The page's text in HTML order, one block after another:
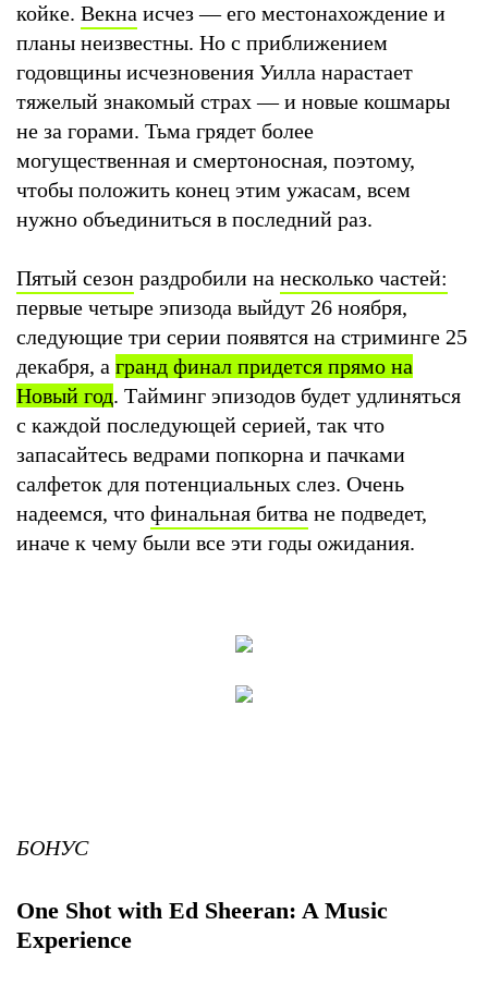
койке. Векна исчез — его местонахождение и
планы неизвестны. Но с приближением
годовщины исчезновения Уилла нарастает
тяжелый знакомый страх — и новые кошмары
не за горами. Тьма грядет более
могущественная и смертоносная, поэтому,
чтобы положить конец этим ужасам, всем
нужно объединиться в последний раз.
Пятый сезон раздробили на несколько частей:
первые четыре эпизода выйдут 26 ноября,
следующие три серии появятся на стриминге 25
декабря, а гранд финал придется прямо на
Новый год. Тайминг эпизодов будет удлиняться
с каждой последующей серией, так что
запасайтесь ведрами попкорна и пачками
салфеток для потенциальных слез. Очень
надеемся, что финальная битва не подведет,
иначе к чему были все эти годы ожидания.
БОНУС
One Shot with Ed Sheeran: A Music
Experience